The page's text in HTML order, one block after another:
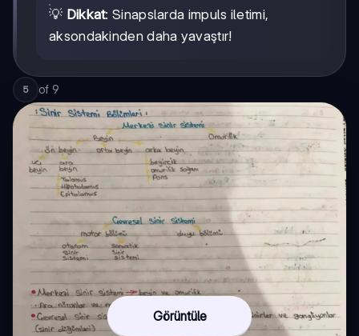
💡 Dikkat: Sinapslarda impuls iletimi,
aksondakinden daha yavaştır!
5 of 9
Görüntüle